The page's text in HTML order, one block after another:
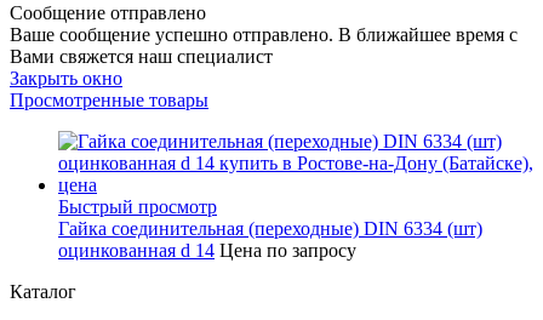
Сообщение отправлено
Ваше сообщение успешно отправлено. В ближайшее время с
Вами свяжется наш специалист
Закрыть окно
Просмотренные товары
Быстрый просмотр
Гайка соединительная (переходные) DIN 6334 (шт)
оцинкованная d 14 Цена по запросу
Каталог